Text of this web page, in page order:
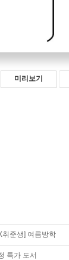
미리보기
취준생] 여름방학
특가 도서